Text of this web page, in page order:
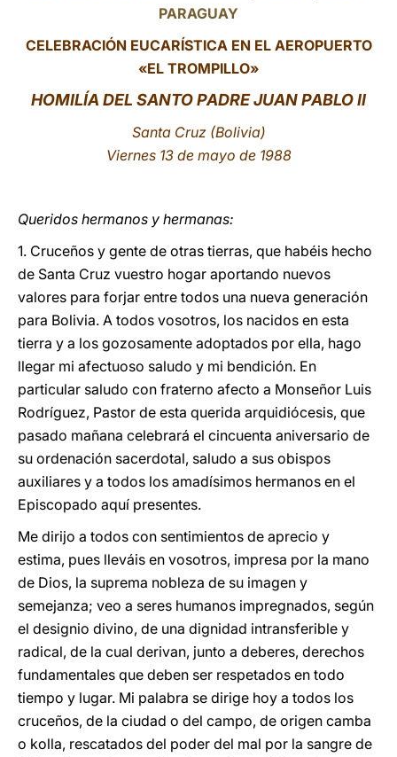
LATINE
PARAGUAY
CELEBRACIÓN EUCARÍSTICA EN EL AEROPUERTO
«EL TROMPILLO»
HOMILÍA DEL SANTO PADRE JUAN PABLO II
Santa Cruz (Bolivia)
Viernes 13 de mayo de 1988
Queridos hermanos y hermanas:
1. Cruceños y gente de otras tierras, que habéis hecho
de Santa Cruz vuestro hogar aportando nuevos
valores para forjar entre todos una nueva generación
para Bolivia. A todos vosotros, los nacidos en esta
tierra y a los gozosamente adoptados por ella, hago
llegar mi afectuoso saludo y mi bendición. En
particular saludo con fraterno afecto a Monseñor Luis
Rodríguez, Pastor de esta querida arquidiócesis, que
pasado mañana celebrará el cincuenta aniversario de
su ordenación sacerdotal, saludo a sus obispos
auxiliares y a todos los amadísimos hermanos en el
Episcopado aquí presentes.
Me dirijo a todos con sentimientos de aprecio y
estima, pues lleváis en vosotros, impresa por la mano
de Dios, la suprema nobleza de su imagen y
semejanza; veo a seres humanos impregnados, según
el designio divino, de una dignidad intransferible y
radical, de la cual derivan, junto a deberes, derechos
fundamentales que deben ser respetados en todo
tiempo y lugar. Mi palabra se dirige hoy a todos los
cruceños, de la ciudad o del campo, de origen camba
o kolla, rescatados del poder del mal por la sangre de